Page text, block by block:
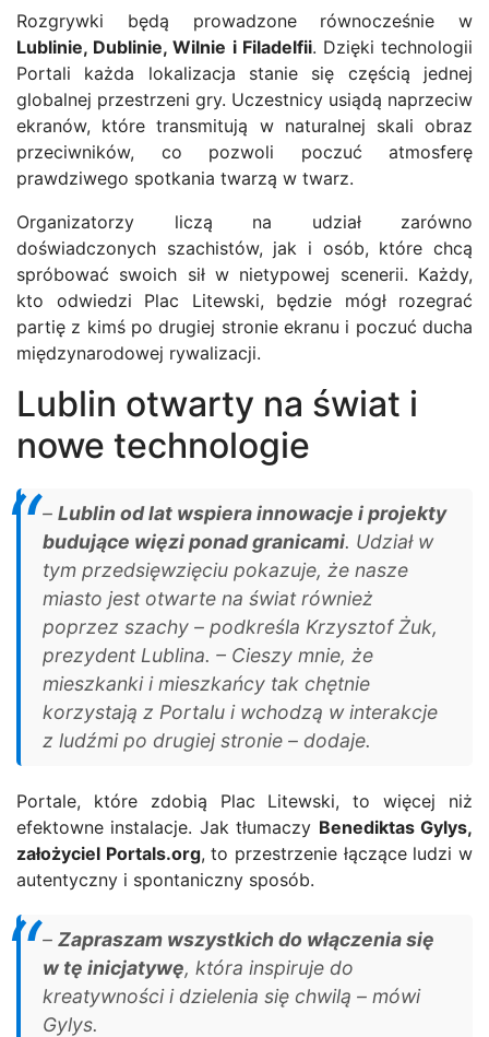
Rozgrywki będą prowadzone równocześnie w
Lublinie, Dublinie, Wilnie i Filadelfii. Dzięki technologii
Portali każda lokalizacja stanie się częścią jednej
globalnej przestrzeni gry. Uczestnicy usiądą naprzeciw
ekranów, które transmitują w naturalnej skali obraz
przeciwników, co pozwoli poczuć atmosferę
prawdziwego spotkania twarzą w twarz.
Organizatorzy liczą na udział zarówno
doświadczonych szachistów, jak i osób, które chcą
spróbować swoich sił w nietypowej scenerii. Każdy,
kto odwiedzi Plac Litewski, będzie mógł rozegrać
partię z kimś po drugiej stronie ekranu i poczuć ducha
międzynarodowej rywalizacji.
Lublin otwarty na świat i
nowe technologie
– Lublin od lat wspiera innowacje i projekty
budujące więzi ponad granicami. Udział w
tym przedsięwzięciu pokazuje, że nasze
miasto jest otwarte na świat również
poprzez szachy – podkreśla Krzysztof Żuk,
prezydent Lublina. – Cieszy mnie, że
mieszkanki i mieszkańcy tak chętnie
korzystają z Portalu i wchodzą w interakcje
z ludźmi po drugiej stronie – dodaje.
Portale, które zdobią Plac Litewski, to więcej niż
efektowne instalacje. Jak tłumaczy Benediktas Gylys,
założyciel Portals.org, to przestrzenie łączące ludzi w
autentyczny i spontaniczny sposób.
– Zapraszam wszystkich do włączenia się
w tę inicjatywę, która inspiruje do
kreatywności i dzielenia się chwilą – mówi
Gylys.